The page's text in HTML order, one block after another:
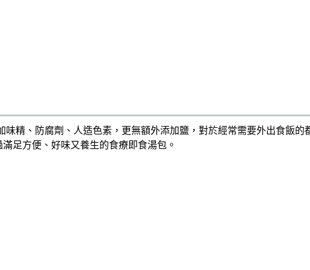
精、防腐劑、人造色素，更無額外添加鹽，對於經常需要外出食飯的
足方便、好味又養生的食療即食湯包。